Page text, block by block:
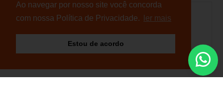
Ao navegar por nosso site você concorda
com nossa Política de Privacidade.
ler mais
Estou de acordo